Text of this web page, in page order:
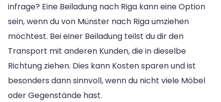
infrage? Eine Beiladung nach Riga kann eine Option
sein, wenn du von Münster nach Riga umziehen
möchtest. Bei einer Beiladung teilst du dir den
Transport mit anderen Kunden, die in dieselbe
Richtung ziehen. Dies kann Kosten sparen und ist
besonders dann sinnvoll, wenn du nicht viele Möbel
oder Gegenstände hast.